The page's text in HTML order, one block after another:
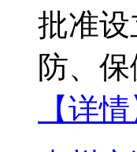
批准
防、
【详情